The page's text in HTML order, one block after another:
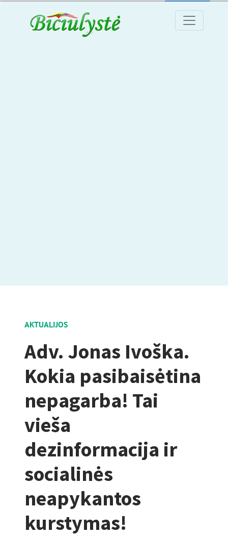
AKTUALIJOS
Adv. Jonas Ivoška.
Kokia pasibaisėtina
nepagarba! Tai
vieša
dezinformacija ir
socialinės
neapykantos
kurstymas!